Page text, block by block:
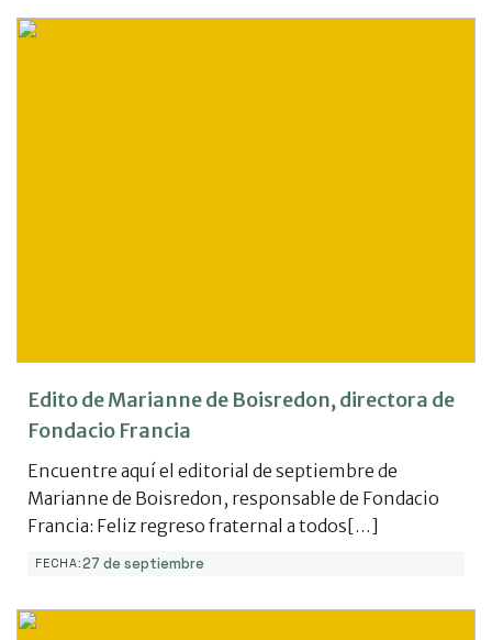
Edito de Marianne de Boisredon, directora de
Fondacio Francia
Encuentre aquí el editorial de septiembre de
Marianne de Boisredon, responsable de Fondacio
Francia: Feliz regreso fraternal a todos[…]
FECHA:27 de septiembre